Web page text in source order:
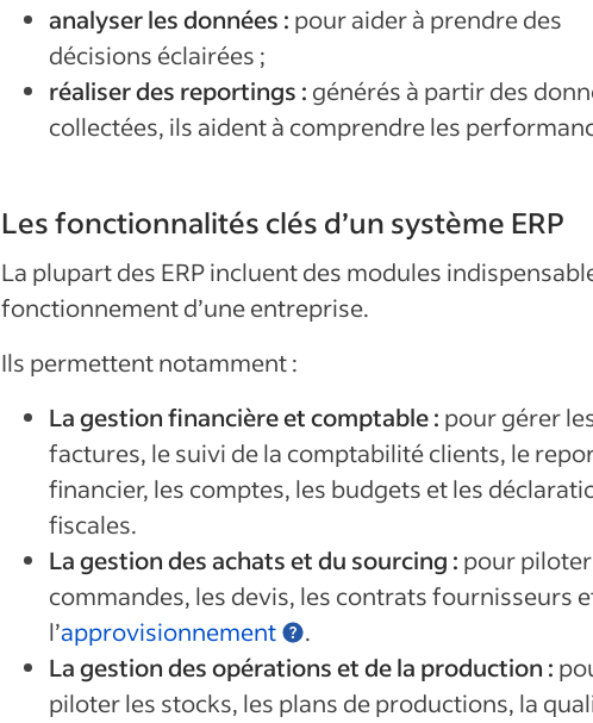
analyser les données : pour aider à prendre des
décisions éclairées ;
réaliser des reportings : générés à partir des
collectées, ils aident à comprendre les
Les fonctionnalités clés d’un système ERP
La plupart des ERP incluent des modules
fonctionnement d’une entreprise.
Ils permettent notamment :
La gestion financière et comptable : pour gérer
factures, le suivi de la comptabilité clients, le
financier, les comptes, les budgets et les
fiscales.
La gestion des achats et du sourcing : pour
commandes, les devis, les contrats fournisseurs
l’approvisionnement
.
La gestion des opérations et de la production :
piloter les stocks, les plans de productions, la